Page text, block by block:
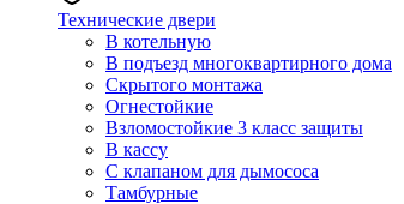
Технические двери
В котельную
В подъезд многоквартирного дома
Скрытого монтажа
Огнестойкие
Взломостойкие 3 класс защиты
В кассу
С клапаном для дымососа
Тамбурные